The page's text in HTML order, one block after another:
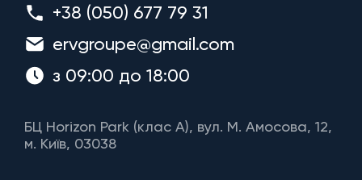
+38 (050) 677 79 31
ervgroupe@gmail.com
з 09:00 до 18:00
БЦ Horizon Park (клас A), вул. М. Амосова, 12,
м. Київ, 03038